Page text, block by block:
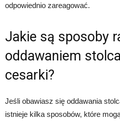
odpowiednio zareagować.
Jakie są sposoby
oddawaniem
cesarki?
Jeśli obawiasz się oddawania
istnieje kilka sposobów, które